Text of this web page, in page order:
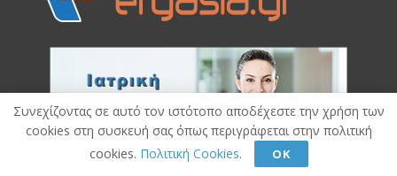
Συνεχίζοντας σε αυτό τον ιστότοπο αποδέχεστε την χρήση των
cookies στη συσκευή σας όπως περιγράφεται στην πολιτική
cookies. Πολιτική Cookies. ΟΚ